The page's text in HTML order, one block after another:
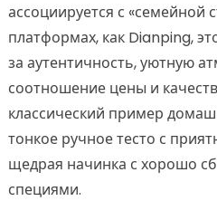
ассоциируется с «семейной
платформах, как Dianping,
за аутентичность, уютную
соотношение цены и
классический пример
тонкое ручное тесто с
щедрая начинка с хорошо
специями.